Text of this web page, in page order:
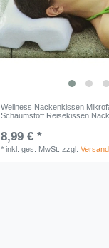
Wellness Nackenkissen
Schaumstoff Reisekissen
8,99 € *
*inkl. ges. MwSt. zzgl.